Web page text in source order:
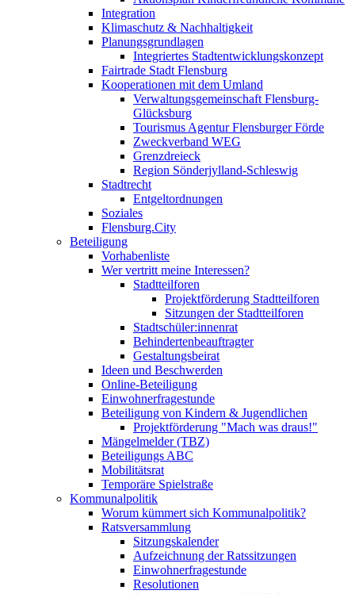
Integration
Klimaschutz & Nachhaltigkeit
Planungsgrundlagen
Integriertes Stadtentwicklungskonzept
Fairtrade Stadt Flensburg
Kooperationen mit dem Umland
Verwaltungsgemeinschaft Flensburg-
Glücksburg
Tourismus Agentur Flensburger Förde
Zweckverband WEG
Grenzdreieck
Region Sönderjylland-Schleswig
Stadtrecht
Entgeltordnungen
Soziales
Flensburg.City
Beteiligung
Vorhabenliste
Wer vertritt meine Interessen?
Stadtteilforen
Projektförderung Stadtteilforen
Sitzungen der Stadtteilforen
Stadtschüler:innenrat
Behindertenbeauftragter
Gestaltungsbeirat
Ideen und Beschwerden
Online-Beteiligung
Einwohnerfragestunde
Beteiligung von Kindern & Jugendlichen
Projektförderung "Mach was draus!"
Mängelmelder (TBZ)
Beteiligungs ABC
Mobilitätsrat
Temporäre Spielstraße
Kommunalpolitik
Worum kümmert sich Kommunalpolitik?
Ratsversammlung
Sitzungskalender
Aufzeichnung der Ratssitzungen
Einwohnerfragestunde
Resolutionen